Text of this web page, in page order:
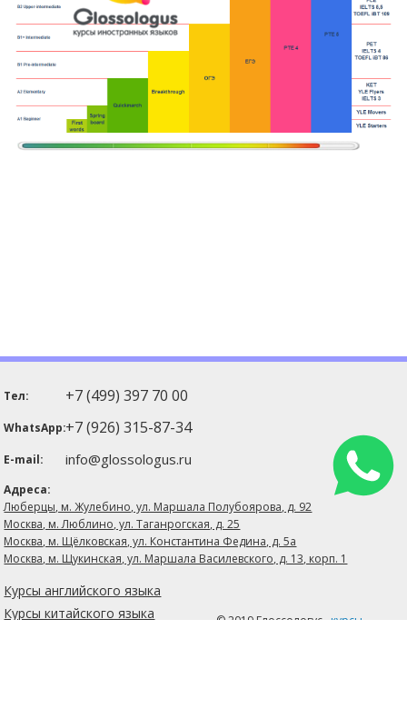
Тел: +7 (499) 397 70 00
WhatsApp:+7 (926) 315-87-34
E-mail: info@glossologus.ru
Адреса:
Люберцы, м. Жулебино, ул. Маршала Полубоярова, д. 92
Москва, м. Люблино, ул. Таганрогская, д. 25
Москва, м. Щёлковская, ул. Константина Федина, д. 5а
Москва, м. Щукинская, ул. Маршала Василевского, д. 13, корп. 1
Курсы английского языка
Курсы китайского языка
© 2019 Глоссологуc,курсы